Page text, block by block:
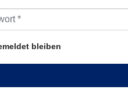
bleiben